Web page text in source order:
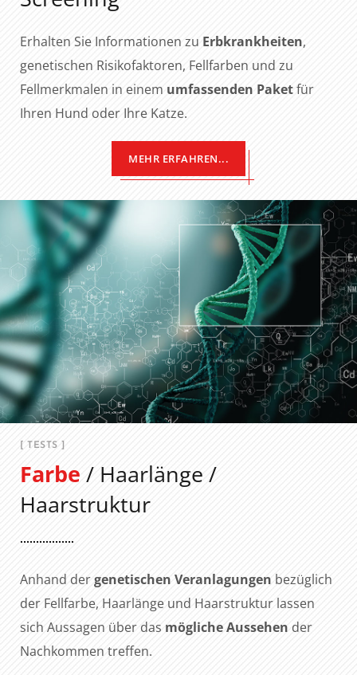
Erhalten Sie Informationen zu Erbkrankheiten,
genetischen Risikofaktoren, Fellfarben und zu
Fellmerkmalen in einem umfassenden Paketfür
Ihren Hund oder Ihre Katze.
MEHR ERFAHREN...
[ TESTS ]
Farbe / Haarlänge /
Haarstruktur
Anhand dergenetischen Veranlagungen bezüglich
der Fellfarbe, Haarlänge und Haarstruktur lassen
sich Aussagen über das mögliche Aussehen der
Nachkommen treffen.